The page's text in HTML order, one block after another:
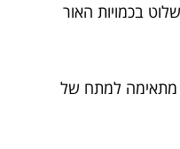
בכמויות האור
מתאימה למתח של